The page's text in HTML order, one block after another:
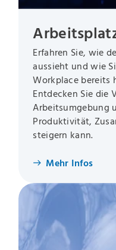
Erfahren Sie, wie
aussieht und wie
Workplace bereits
Entdecken Sie die
Arbeitsumgebung
Produktivität,
steigern kann.
Mehr Infos